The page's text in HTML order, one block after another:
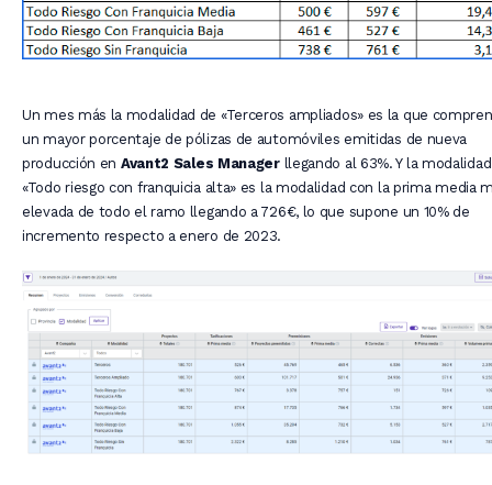
Un mes más la modalidad de «Terceros ampliados» es la que
un mayor porcentaje de pólizas de automóviles emitidas de nueva
producción en Avant2 Sales Manager llegando al 63%. Y la modalidad
«Todo riesgo con franquicia alta» es la modalidad con la prima media
elevada de todo el ramo llegando a 726€, lo que supone un 10% de
incremento respecto a enero de 2023.